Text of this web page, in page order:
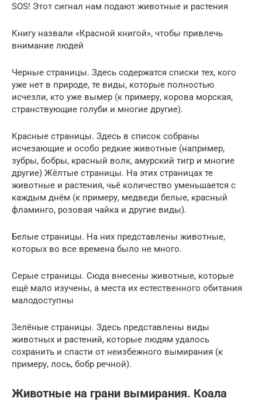
SOS! Этот сигнал нам подают животные и растения
Книгу назвали «Красной книгой», чтобы привлечь
внимание людей
Черные страницы. Здесь содержатся списки тех, кого
уже нет в природе, те виды, которые полностью
исчезли, кто уже вымер (к примеру, корова морская,
странствующие голуби и многие другие).
Красные страницы. Здесь в список собраны
исчезающие и особо редкие животные (например,
зубры, бобры, красный волк, амурский тигр и многие
другие) Жёлтые страницы. На этих страницах те
животные и растения, чьё количество уменьшается с
каждым днём (к примеру, медведи белые, красный
фламинго, розовая чайка и другие виды).
Белые страницы. На них представлены животные,
которых во все времена было не много.
Серые страницы. Сюда внесены животные, которые
ещё мало изучены, а места их естественного обитания
малодоступны
Зелёные страницы. Здесь представлены виды
животных и растений, которые людям удалось
сохранить и спасти от неизбежного вымирания (к
примеру, лось, бобр речной).
Животные на грани вымирания. Коала